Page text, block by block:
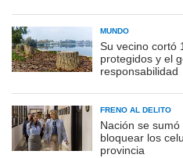
MUNDO
Su vecino cortó
protegidos y el
responsabilidad
FRENO AL DELITO
Nación se
bloquear los
provincia